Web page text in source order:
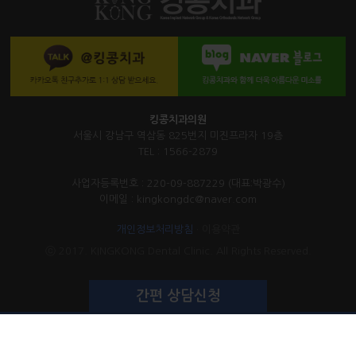
킹콩치과의원
서울시 강남구 역삼동 825번지 미진프라자 19층
TEL : 1566-2879
사업자등록번호 : 220-09-887229 (대표:박광수)
이메일 : kingkongdc@naver.com
개인정보처리방침
간편 상담신청